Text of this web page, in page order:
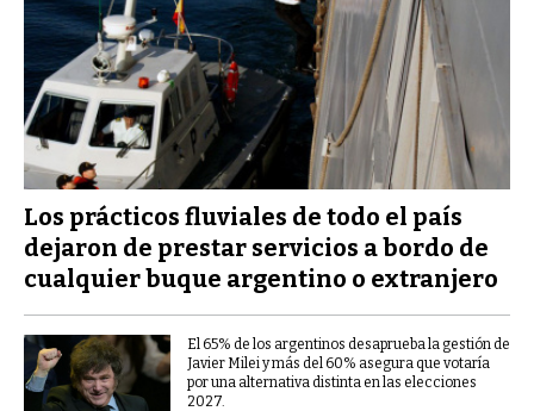
Los prácticos fluviales de todo el país
dejaron de prestar servicios a bordo de
cualquier buque argentino o extranjero
El 65% de los argentinos desaprueba la gestión de
Javier Milei y más del 60% asegura que votaría
por una alternativa distinta en las elecciones
2027.